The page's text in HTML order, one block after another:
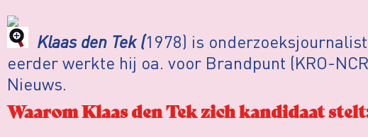
Klaas den Tek (1978) is
eerder werkte hij oa. voor Brandpunt (KRO-
Nieuws.
Waarom Klaas den Tek zich kandidaat